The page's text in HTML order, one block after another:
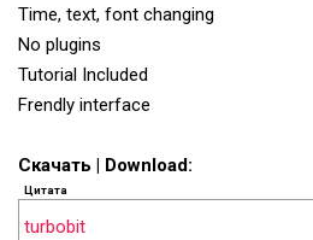
Time, text, font changing
No plugins
Tutorial Included
Frendly interface
Скачать | Download:
Цитата
turbobit